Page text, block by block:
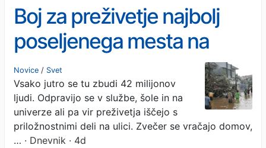
Boj za preživetje najbolj
poseljenega mesta na
svetu: Džakarta tone v
Javansko morje
Novice / Svet
Vsako jutro se tu zbudi 42 milijonov
ljudi. Odpravijo se v službe, šole in na
univerze ali pa vir preživetja iščejo s
priložnostnimi deli na ulici. Zvečer se vračajo domov,
… · Dnevnik · 4d